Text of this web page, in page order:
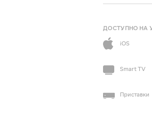
ДОСТУПНО НА
iOS
Smart TV
Приставки